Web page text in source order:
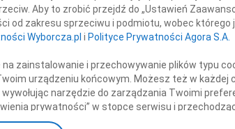
07.08.2026
Serdeczne
+ więcej
NAJNOWSZE
07.08.2026
07.08.2026
Jacek
Aby to zrobić przejdź do „Ustawień
od zakresu sprzeciwu i podmiotu, wobec którego
Wyborcza.pl i Polityce Prywatności Agora S.A.
zainstalowanie i przechowywanie plików typu
urządzeniu końcowym. Możesz też w każdej
narzędzie do zarządzania Twoimi
prywatności” w stopce serwisu i
plików cookie możliwa jest także za pomocą